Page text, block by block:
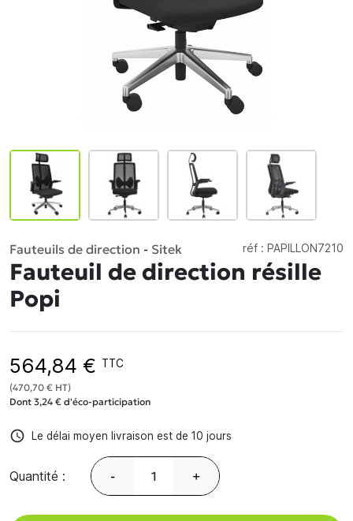
Fauteuils de direction - Sitek réf : PAPILLON7210
Fauteuil de direction résille
Popi
564,84 € TTC
(470,70 € HT)
Dont 3,24 € d'éco-participation
access_time Le délai moyen livraison est de 10 jours
Quantité : - +